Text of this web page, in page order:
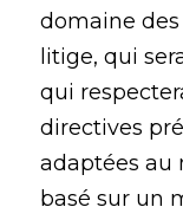
domaine
litige, qui
qui
directives
adaptées au
basé sur un